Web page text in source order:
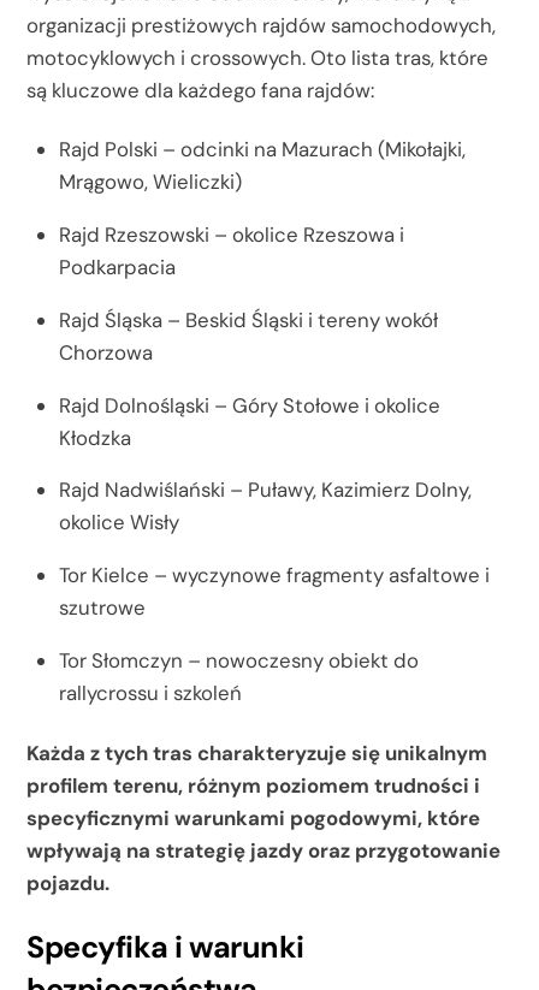
organizacji prestiżowych rajdów samochodowych,
motocyklowych i crossowych. Oto lista tras, które
są kluczowe dla każdego fana rajdów:
Rajd Polski – odcinki na Mazurach (Mikołajki,
Mrągowo, Wieliczki)
Rajd Rzeszowski – okolice Rzeszowa i
Podkarpacia
Rajd Śląska – Beskid Śląski i tereny wokół
Chorzowa
Rajd Dolnośląski – Góry Stołowe i okolice
Kłodzka
Rajd Nadwiślański – Puławy, Kazimierz Dolny,
okolice Wisły
Tor Kielce – wyczynowe fragmenty asfaltowe i
szutrowe
Tor Słomczyn – nowoczesny obiekt do
rallycrossu i szkoleń
Każda z tych tras charakteryzuje się unikalnym
profilem terenu, różnym poziomem trudności i
specyficznymi warunkami pogodowymi, które
wpływają na strategię jazdy oraz przygotowanie
pojazdu.
Specyfika i warunki